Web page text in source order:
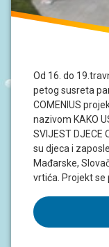
Od 16. do
petog susreta
COMENIUS
nazivom KAKO
SVIJEST DJECE
su djeca i
Mađarske,
vrtića. Projekt se